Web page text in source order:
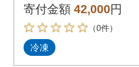
寄付金額 42,000円
（0件）
冷凍